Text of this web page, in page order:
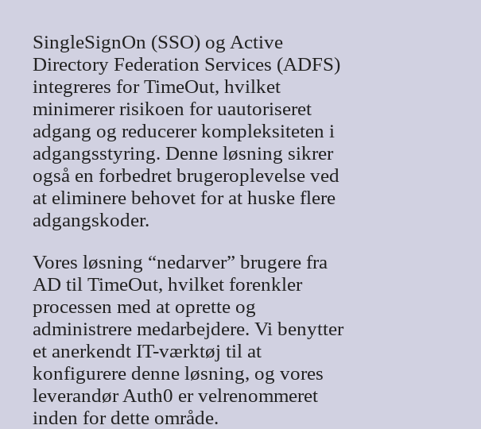
SingleSignOn (SSO) og Active
Directory Federation Services (ADFS)
integreres for TimeOut, hvilket
minimerer risikoen for uautoriseret
adgang og reducerer kompleksiteten i
adgangsstyring. Denne løsning sikrer
også en forbedret brugeroplevelse ved
at eliminere behovet for at huske flere
adgangskoder.
Vores løsning “nedarver” brugere fra
AD til TimeOut, hvilket forenkler
processen med at oprette og
administrere medarbejdere. Vi benytter
et anerkendt IT-værktøj til at
konfigurere denne løsning, og vores
leverandør Auth0 er velrenommeret
inden for dette område.